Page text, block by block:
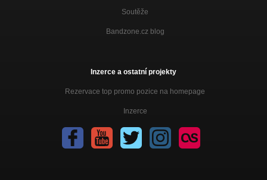
Soutěže
Bandzone.cz blog
Inzerce a ostatní projekty
Rezervace top promo pozice na homepage
Inzerce